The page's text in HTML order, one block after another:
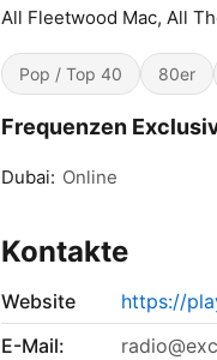
All Fleetwood Mac, All
Pop / Top 40 80er
Frequenzen
Dubai: Online
Kontakte
Website
https://
E-Mail: